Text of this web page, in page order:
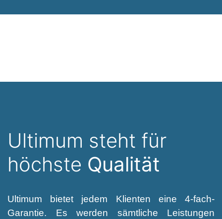
Ultimum steht für
höchste Qualität
Ultimum bietet jedem Klienten eine 4-fach-
Garantie. Es werden sämtliche Leistungen